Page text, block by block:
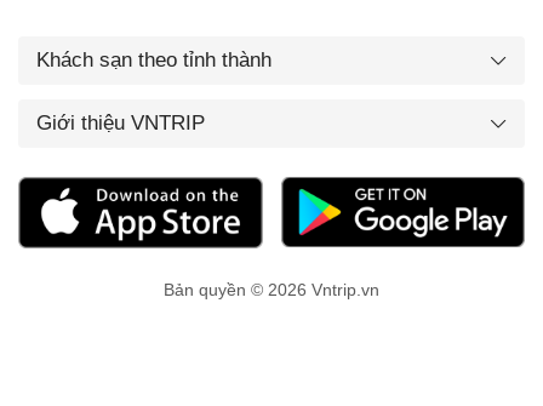
Khách sạn theo tỉnh thành
Giới thiệu VNTRIP
Bản quyền © 2026 Vntrip.vn